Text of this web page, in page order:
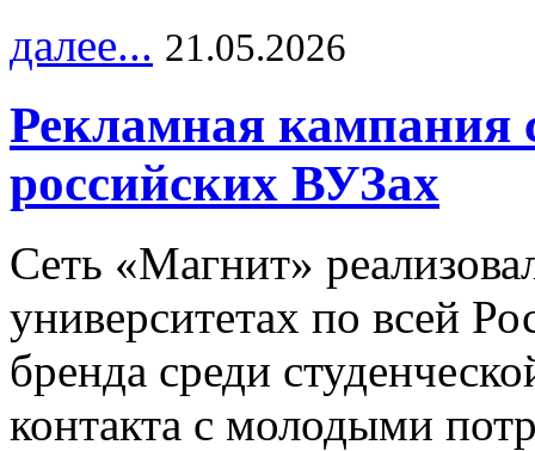
далее... 21.05.2026
Рекламная кампания
российских ВУЗах
Сеть «Магнит»
университетах по всей
бренда среди
контакта с молодыми